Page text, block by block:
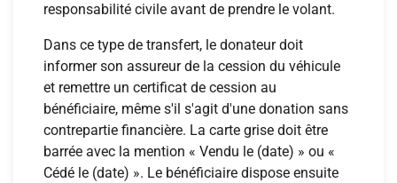
responsabilité civile avant de prendre le volant.
Dans ce type de transfert, le donateur doit
informer son assureur de la cession du véhicule
et remettre un certificat de cession au
bénéficiaire, même s'il s'agit d'une donation sans
contrepartie financière. La carte grise doit être
barrée avec la mention « Vendu le (date) » ou «
Cédé le (date) ». Le bénéficiaire dispose ensuite